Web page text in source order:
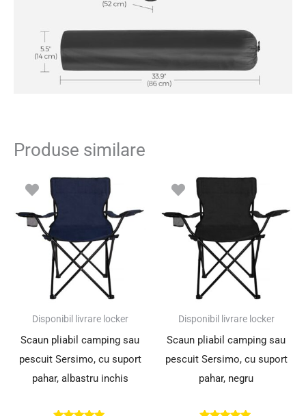
Produse similare
Disponibil livrare locker
Scaun pliabil camping sau
pescuit Sersimo, cu suport
pahar, albastru inchis
Disponibil livrare locker
Scaun pliabil camping sau
pescuit Sersimo, cu suport
pahar, negru